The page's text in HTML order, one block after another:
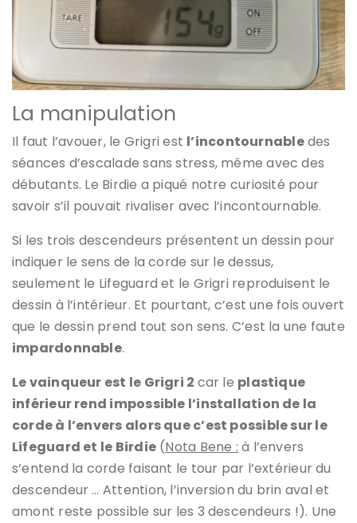
La manipulation
Il faut l’avouer, le Grigri est l’incontournabledes
séances d’escalade sans stress, même avec des
débutants. Le Birdie a piqué notre curiosité pour
savoir s’il pouvait rivaliser avec l’incontournable.
Si les trois descendeurs présentent un dessin pour
indiquer le sens de la corde sur le dessus,
seulement le Lifeguard et le Grigri reproduisent le
dessin à l’intérieur. Et pourtant, c’est une fois ouvert
que le dessin prend tout son sens. C’est la une faute
impardonnable.
Le vainqueur est le Grigri 2 car le plastique
inférieur rend impossible l’installation de la
corde à l’envers alors que c’est possible sur le
Lifeguard et le Birdie(Nota Bene : à l’envers
s’entend la corde faisant le tour par l’extérieur du
descendeur … Attention, l’inversion du brin aval et
amont reste possible sur les 3 descendeurs !). Une